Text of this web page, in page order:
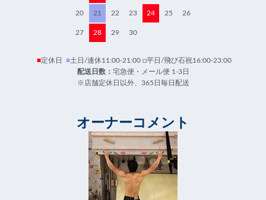
20 21 22 23 24 25 26
27 28 29 30
■定休日 ■土日/連休11:00-21:00 □平日/飛び石祝16:00-23:00
配送日数： 宅急便・メール便 1-3日
※店舗定休日以外、365日毎日配送
オーナーコメント